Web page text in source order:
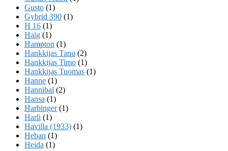
Gusto (1)
Gybrid 390 (1)
H 16 (1)
Haig (1)
Hampton (1)
Hankkijas Tanu (2)
Hankkijas Timo (1)
Hankkijas Tuomas (1)
Hanne (1)
Hannibal (2)
Hansa (1)
Harbinger(1)
Harli (1)
Havilla (1933) (1)
Heban (1)
Heida (1)